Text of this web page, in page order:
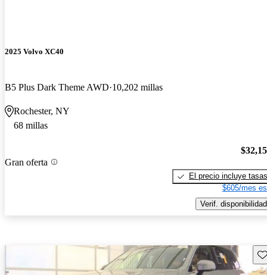
2025 Volvo XC40
B5 Plus Dark Theme AWD 10,202 millas
Rochester, NY
68 millas
Gran oferta
El precio incluye tasas
$605/mes
Verif. disponibilidad